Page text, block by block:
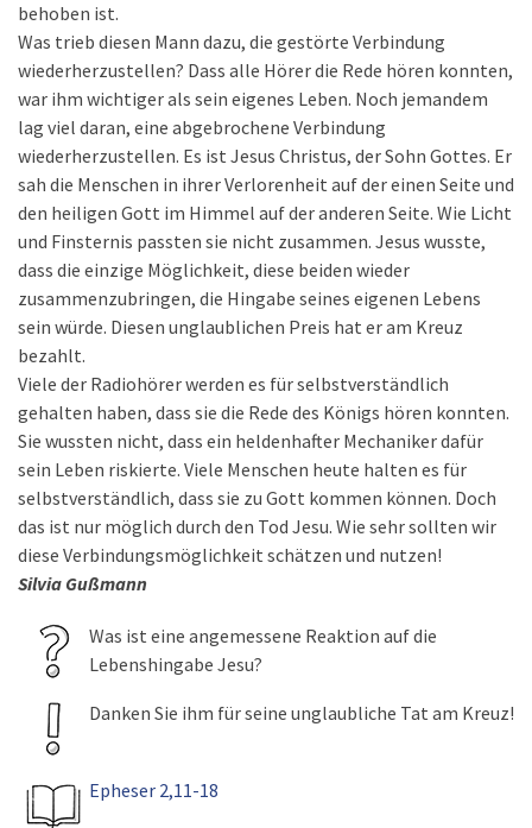
behoben ist.
Was trieb diesen Mann dazu, die gestörte Verbindung
wiederherzustellen? Dass alle Hörer die Rede hören konnten,
war ihm wichtiger als sein eigenes Leben. Noch jemandem
lag viel daran, eine abgebrochene Verbindung
wiederherzustellen. Es ist Jesus Christus, der Sohn Gottes. Er
sah die Menschen in ihrer Verlorenheit auf der einen Seite und
den heiligen Gott im Himmel auf der anderen Seite. Wie Licht
und Finsternis passten sie nicht zusammen. Jesus wusste,
dass die einzige Möglichkeit, diese beiden wieder
zusammenzubringen, die Hingabe seines eigenen Lebens
sein würde. Diesen unglaublichen Preis hat er am Kreuz
bezahlt.
Viele der Radiohörer werden es für selbstverständlich
gehalten haben, dass sie die Rede des Königs hören konnten.
Sie wussten nicht, dass ein heldenhafter Mechaniker dafür
sein Leben riskierte. Viele Menschen heute halten es für
selbstverständlich, dass sie zu Gott kommen können. Doch
das ist nur möglich durch den Tod Jesu. Wie sehr sollten wir
diese Verbindungsmöglichkeit schätzen und nutzen!
Silvia Gußmann
Was ist eine angemessene Reaktion auf die
Lebenshingabe Jesu?
Danken Sie ihm für seine unglaubliche Tat am Kreuz!
Epheser 2,11-18